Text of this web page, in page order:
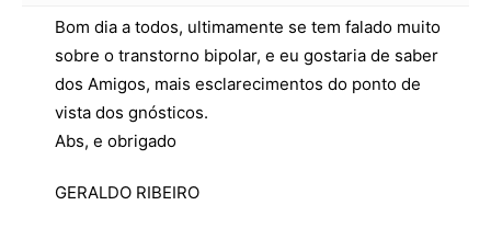
Bom dia a todos, ultimamente se tem falado muito
sobre o transtorno bipolar, e eu gostaria de saber
dos Amigos, mais esclarecimentos do ponto de
vista dos gnósticos.
Abs, e obrigado
GERALDO RIBEIRO